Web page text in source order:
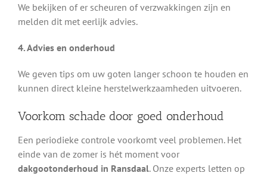
We bekijken of er scheuren of verzwakkingen zijn en
melden dit met eerlijk advies.
4. Advies en onderhoud
We geven tips om uw goten langer schoon te houden en
kunnen direct kleine herstelwerkzaamheden uitvoeren.
Voorkom schade door goed onderhoud
Een periodieke controle voorkomt veel problemen. Het
einde van de zomer is hét moment voor
dakgootonderhoud in Ransdaal. Onze experts letten op